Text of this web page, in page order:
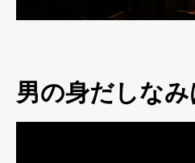
男の身だしなみ